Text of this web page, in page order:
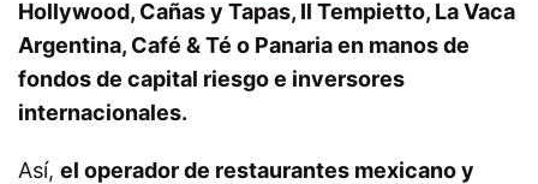
Hollywood, Cañas y Tapas, Il Tempietto, La Vaca
Argentina, Café & Té o Panaria en manos de
fondos de capital riesgo e inversores
internacionales.
Así, el operador de restaurantes mexicano y